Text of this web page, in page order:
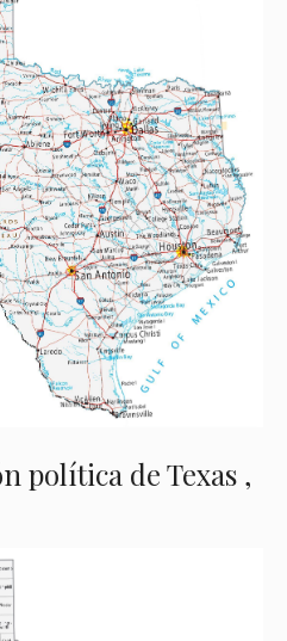
política de Texas ,